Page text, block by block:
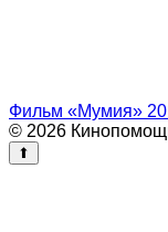
Фильм «Мумия»
© 2026